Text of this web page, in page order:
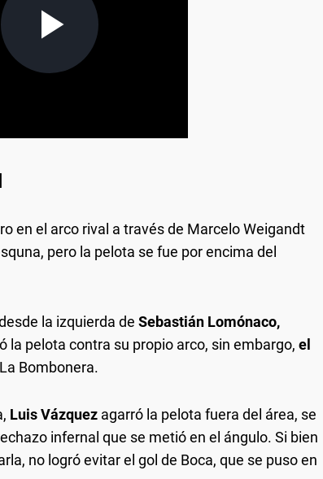
en el arco rival a través de Marcelo Weigandt
pero la pelota se fue por encima del
la izquierda de Sebastián Lomónaco,
la pelota contra su propio arco, sin embargo, el
Bombonera.
Luis Vázquez agarró la pelota fuera del área, se
infernal que se metió en el ángulo. Si bien
no logró evitar el gol de Boca, que se puso en